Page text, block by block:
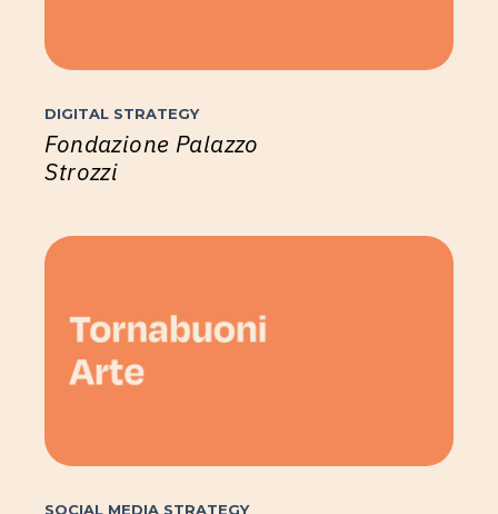
DIGITAL STRATEGY
Fondazione Palazzo
Strozzi
SOCIAL MEDIA STRATEGY